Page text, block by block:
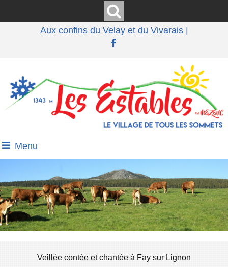
Aux confins du Velay et du Vivarais |
Menu
Veillée contée et chantée à Fay sur Lignon